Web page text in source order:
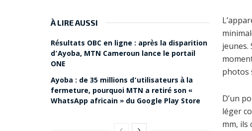
À LIRE AUSSI
Résultats OBC en ligne : après la disparition
d’Ayoba, MTN Cameroun lance le portail
ONE
Ayoba : de 35 millions d’utilisateurs à la
fermeture, pourquoi MTN a retiré son «
WhatsApp africain » du Google Play Store
jeunes.
photos
D’un
léger
mm, ils